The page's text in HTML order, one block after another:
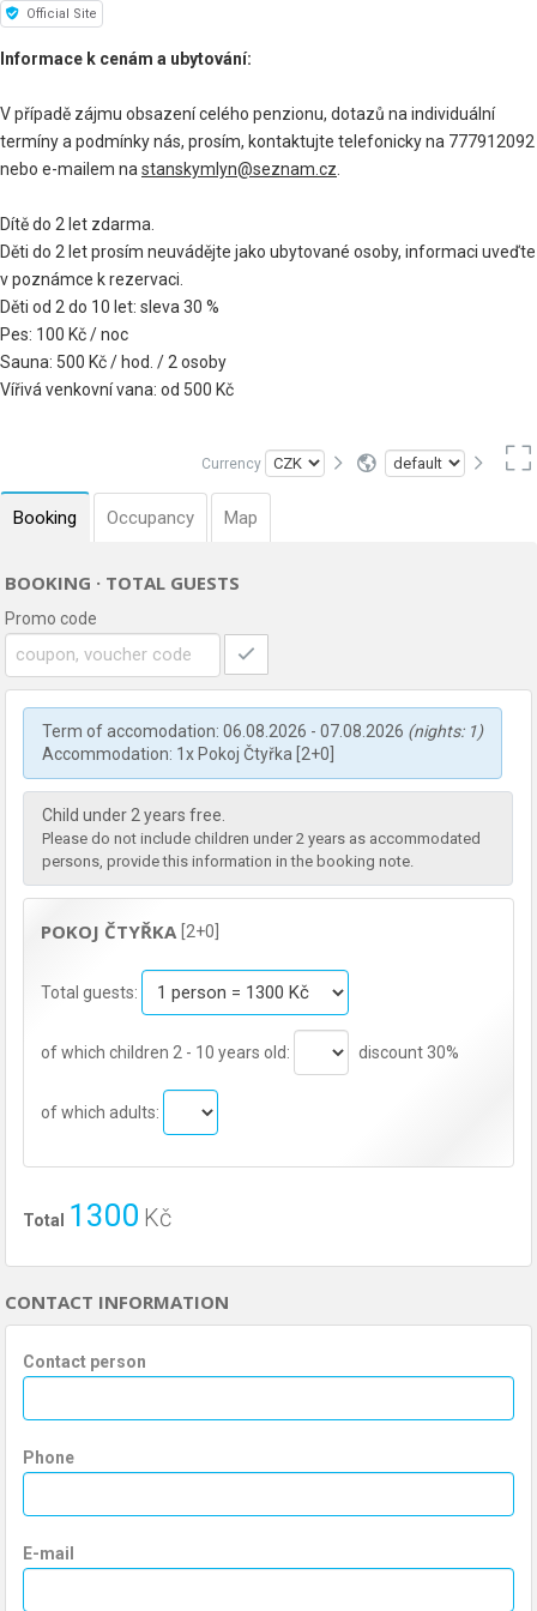
Official Site
Informace k cenám a ubytování:
V případě zájmu obsazení celého penzionu, dotazů na individuální
termíny a podmínky nás, prosím, kontaktujte telefonicky na 777912092
nebo e-mailem na stanskymlyn@seznam.cz
Dítě do 2 let zdarma.
Děti do 2 let prosím neuvádějte jako ubytované osoby, informaci uveďte
v poznámce k rezervaci.
Děti od 2 do 10 let: sleva 30 %
Pes: 100 Kč / noc
Sauna: 500 Kč / hod. / 2 osoby
Vířivá venkovní vana: od 500 Kč
Currency
Booking Occupancy Map
BOOKING · TOTAL GUESTS
Promo code
Term of accomodation: 06.08.2026 - 07.08.2026 (nights: 1)
Accommodation: 1x Pokoj Čtyřka [2+0]
Child under 2 years free.
Please do not include children under 2 years as accommodated
persons, provide this information in the booking note.
POKOJ ČTYŘKA [2+0]
Total guests:
of which children 2 - 10 years old: discount 30%
of which adults:
Total 1300 Kč
CONTACT INFORMATION
Contact person
Phone
E-mail